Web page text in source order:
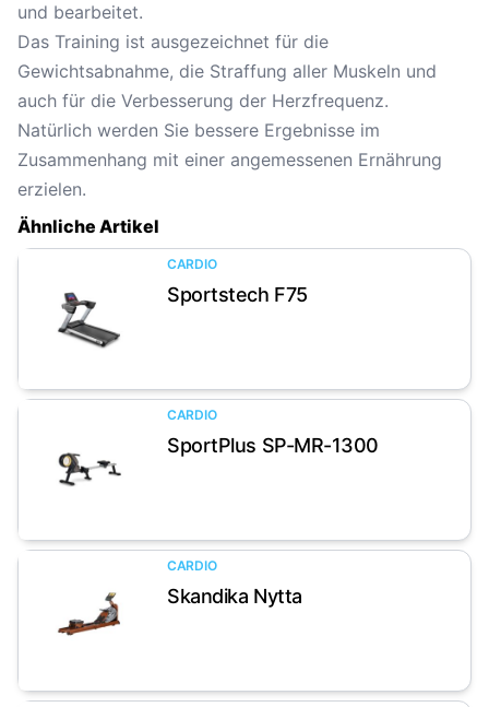
und bearbeitet.
Das Training ist ausgezeichnet für die
Gewichtsabnahme, die Straffung aller Muskeln und
auch für die Verbesserung der Herzfrequenz.
Natürlich werden Sie bessere Ergebnisse im
Zusammenhang mit einer angemessenen Ernährung
erzielen.
Ähnliche Artikel
Artikel anzeigen
CARDIO
Sportstech F75
Artikel anzeigen
CARDIO
SportPlus SP-MR-1300
Artikel anzeigen
CARDIO
Skandika Nytta